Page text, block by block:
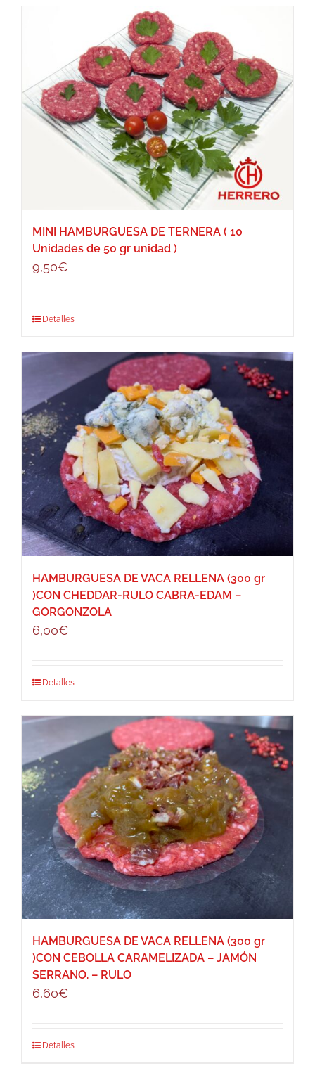
MINI HAMBURGUESA DE TERNERA ( 10
Unidades de 50 gr unidad )
9,50€
Detalles
HAMBURGUESA DE VACA RELLENA (300 gr
)CON CHEDDAR-RULO CABRA-EDAM –
GORGONZOLA
6,00€
Detalles
HAMBURGUESA DE VACA RELLENA (300 gr
)CON CEBOLLA CARAMELIZADA – JAMÓN
SERRANO. – RULO
6,60€
Detalles